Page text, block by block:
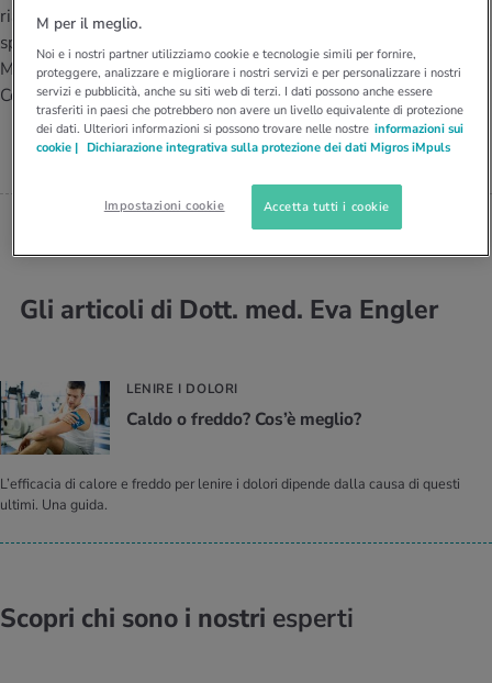
e intolleranze
nutritive
D’ATTUALITÀ NELL’AMBITO ALIMENTAZIONE
Calcolatore BMI
invernali
Calcola il consumo calorico
Lavoro e salute
delle donne
fisici
mediche
D’ATTUALITÀ NELL’AMBITO MEDICINA
Abbassare la pressione sanguigna
Tool, test e quiz
INTERNA, MEDICINA DELLO SPORT
SGSM/SSMS, CENTRO MEDBASE DI
THUN
Dott. med. Eva Engler
riabilitazione, medicina dello
sport SGSM/SSMS, centro
Medbase di Thun Panorama-
Center.
Gli articoli di Dott. med. Eva Engler
LENIRE I DOLORI
Caldo o fred­do? Cos’è me­glio?
L’efficacia di calore e freddo per lenire i dolori dipende dalla causa di questi
ultimi. Una guida.
Scopri chi sono i nostri esperti
M per il meglio.
Noi e i nostri partner utilizziamo cookie e tecnologie simili per fornire,
proteggere, analizzare e migliorare i nostri servizi e per personalizzare i nostri
servizi e pubblicità, anche su siti web di terzi. I dati possono anche essere
trasferiti in paesi che potrebbero non avere un livello equivalente di protezione
dei dati. Ulteriori informazioni si possono trovare nelle nostre informazioni sui
cookie | Dichiarazione integrativa sulla protezione dei dati Migros iMpuls
Impostazioni cookie Accetta tutti i cookie